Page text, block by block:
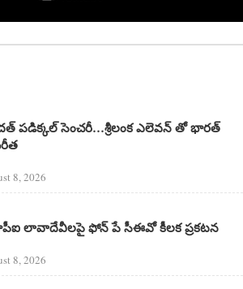
పడిక్కల్‌ సెంచరీ…శ్రీలంక ఎలెవన్ తో భారత్
8, 2026
లావాదేవీలపై ఫోన్ పే సీఈవో కీలక ప్రకటన
8, 2026